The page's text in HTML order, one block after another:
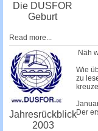
Die DUSFOR
Geburt
Read more...
Jahresrückblick
2003
Näh
Wie
zu
Der